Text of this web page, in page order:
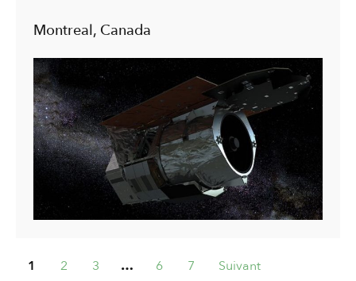
Montreal, Canada
1 2 3 … 6 7 Suivant